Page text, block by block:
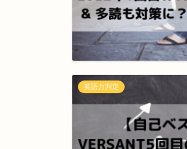
英語力判定